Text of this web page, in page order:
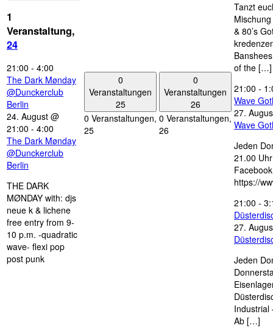
1
Veranstaltung,
24
21:00 - 4:00
The Dark Mønday
@Dunckerclub
Berlin
24. August @
21:00 - 4:00
The Dark Mønday
@Dunckerclub
Berlin
THE DARK
MØNDAY with: djs
neue k & lichene
free entry from 9-
10 p.m. -quadratic
wave- flexi pop
post punk
0
Veranstaltungen
25
0 Veranstaltungen,
25
0
Veranstaltungen
26
0 Veranstaltungen,
26
Tanzt
& 80’s
of the […]
21:00 -
Wave
27.
Wave
Jeden
21.00
https://
21:00 -
27.
Jeden
Industrial
Ab […]